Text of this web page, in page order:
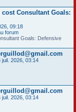
cost Consultant Goals:
09:18
forum
Goals: Defensive
juil. 2026, 03:14
juil. 2026, 03:14